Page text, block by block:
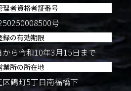
理者資格者証番号
号
録の有効期限
ら令和10年3月15日まで
業所の所在地
鶴町5丁目南福橋下